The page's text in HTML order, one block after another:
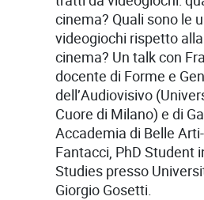
cinema? Quali sono le
videogiochi rispetto
cinema? Un talk con
docente di Forme e
dell’Audiovisivo
Cuore di Milano) e di
Accademia di Belle
Fantacci, PhD Student
Studies presso
Giorgio Gosetti.